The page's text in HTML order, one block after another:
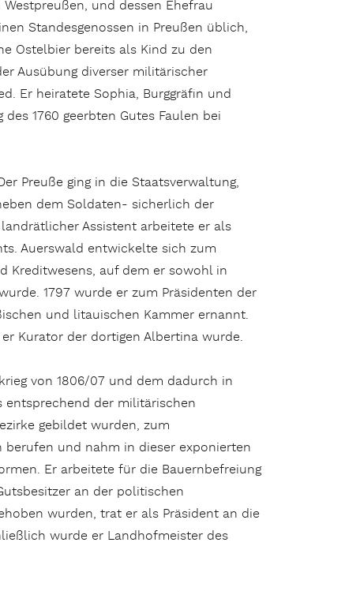
und dessen Ehefrau
Standesgenossen in Preußen üblich,
Ostelbier bereits als Kind zu den
Ausübung diverser militärischer
Er heiratete Sophia, Burggräfin und
1760 geerbten Gutes Faulen bei
Preuße ging in die Staatsverwaltung,
dem Soldaten- sicherlich der
Assistent arbeitete er als
Auerswald entwickelte sich zum
Kreditwesens, auf dem er sowohl in
1797 wurde er zum Präsidenten der
und litauischen Kammer ernannt.
Kurator der dortigen Albertina wurde.
von 1806/07 und dem dadurch in
entsprechend der militärischen
gebildet wurden, zum
und nahm in dieser exponierten
Er arbeitete für die Bauernbefreiung
an der politischen
wurden, trat er als Präsident an die
wurde er Landhofmeister des